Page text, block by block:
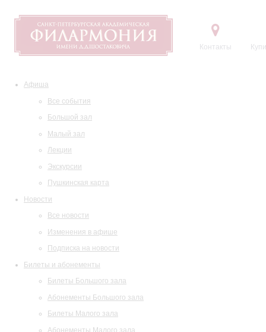
Контакты
Афиша
Все события
Большой зал
Малый зал
Лекции
Экскурсии
Пушкинская карта
Новости
Все новости
Изменения в афише
Подписка на новости
Билеты и абонементы
Билеты Большого зала
Абонементы Большого зала
Билеты Малого зала
Абонементы Малого зала